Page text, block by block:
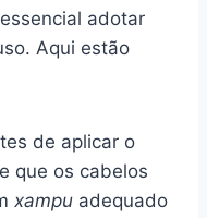
adotar
Aqui estão
de aplicar o
que os cabelos
xampu adequado